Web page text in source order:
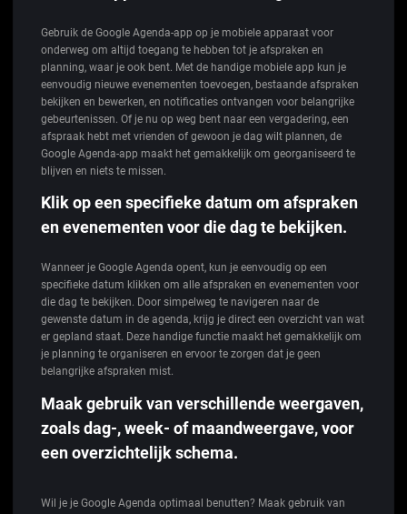
Gebruik de Google Agenda-app op je mobiele apparaat voor
onderweg om altijd toegang te hebben tot je afspraken en
planning, waar je ook bent. Met de handige mobiele app kun je
eenvoudig nieuwe evenementen toevoegen, bestaande afspraken
bekijken en bewerken, en notificaties ontvangen voor belangrijke
gebeurtenissen. Of je nu op weg bent naar een vergadering, een
afspraak hebt met vrienden of gewoon je dag wilt plannen, de
Google Agenda-app maakt het gemakkelijk om georganiseerd te
blijven en niets te missen.
Klik op een specifieke datum om afspraken
en evenementen voor die dag te bekijken.
Wanneer je Google Agenda opent, kun je eenvoudig op een
specifieke datum klikken om alle afspraken en evenementen voor
die dag te bekijken. Door simpelweg te navigeren naar de
gewenste datum in de agenda, krijg je direct een overzicht van wat
er gepland staat. Deze handige functie maakt het gemakkelijk om
je planning te organiseren en ervoor te zorgen dat je geen
belangrijke afspraken mist.
Maak gebruik van verschillende weergaven,
zoals dag-, week- of maandweergave, voor
een overzichtelijk schema.
Wil je je Google Agenda optimaal benutten? Maak gebruik van